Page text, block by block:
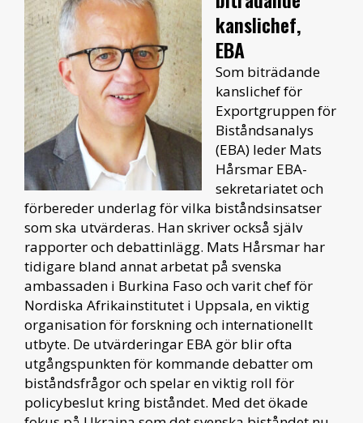
kanslichef,
EBA
Som biträdande
kanslichef för
Exportgruppen för
Biståndsanalys
(EBA) leder Mats
Hårsmar EBA-
sekretariatet och
förbereder underlag för vilka biståndsinsatser
som ska utvärderas. Han skriver också själv
rapporter och debattinlägg. Mats Hårsmar har
tidigare bland annat arbetat på svenska
ambassaden i Burkina Faso och varit chef för
Nordiska Afrikainstitutet i Uppsala, en viktig
organisation för forskning och internationellt
utbyte. De utvärderingar EBA gör blir ofta
utgångspunkten för kommande debatter om
biståndsfrågor och spelar en viktig roll för
policybeslut kring biståndet. Med det ökade